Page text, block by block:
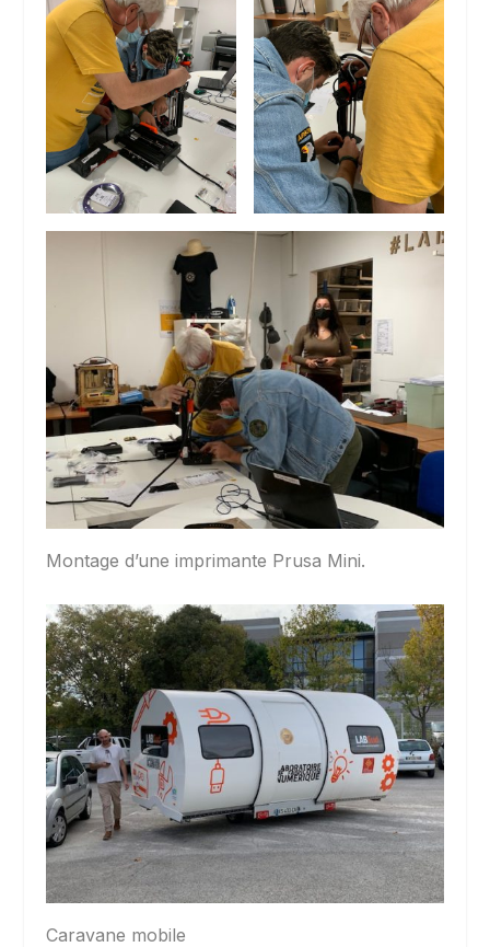
Montage d’une imprimante Prusa Mini.
Caravane mobile